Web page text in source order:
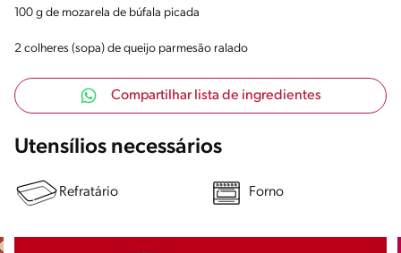
100 g de mozarela de búfala picada
2 colheres (sopa) de queijo parmesão ralado
Compartilhar lista de ingredientes
Utensílios necessários
Refratário Forno